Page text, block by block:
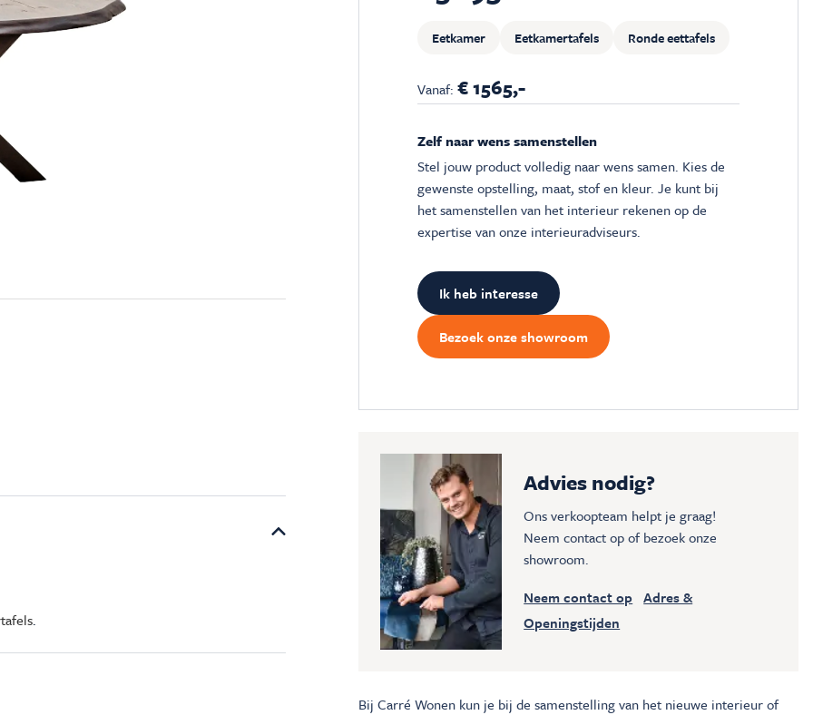
.
Eetkamer Eetkamertafels Ronde eettafels
Vanaf:€ 1565,-
Zelf naar wens samenstellen
Stel jouw product volledig naar wens samen. Kies de
gewenste opstelling, maat, stof en kleur. Je kunt bij
het samenstellen van het interieur rekenen op de
expertise van onze interieuradviseurs.
Ik heb interesse
Bezoek onze showroom
Advies nodig?
Ons verkoopteam helpt je graag!
Neem contact op of bezoek onze
showroom.
Neem contact op Adres &
Openingstijden
Bij Carré Wonen kun je bij de samenstelling van het nieuwe interieur of